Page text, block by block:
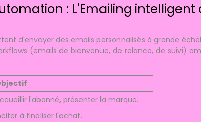
: L'Emailing intelligent
d'envoyer des emails personnalisés à grande
(emails de bienvenue, de relance, de suivi)
l'abonné, présenter la marque.
à finaliser l'achat.